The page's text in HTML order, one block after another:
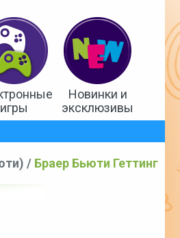
игры
Новинки и
эксклюзивы
/ Браер Бьюти Геттинг